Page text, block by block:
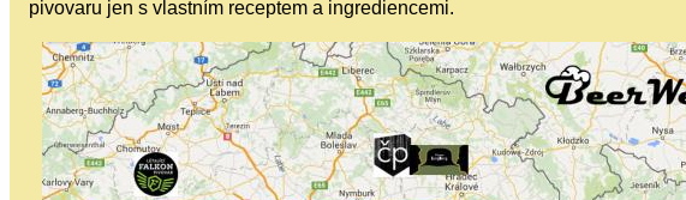
pivovaru jen s vlastním receptem a ingrediencemi.